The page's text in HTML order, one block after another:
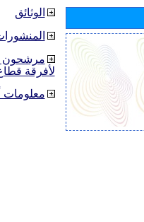
الوثائق
مرشحون
لأفرقة
معلومات